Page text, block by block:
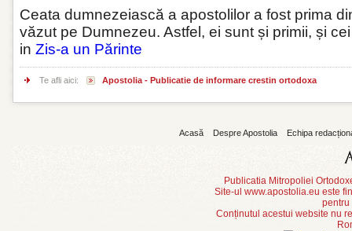
Ceata dumnezeiască a apostolilor a fost prima
văzut pe Dumnezeu. Astfel, ei sunt și primii, și
in Zis-a un Părinte
Te afli aici: Apostolia - Publicatie de informare crestin ortodoxa
Acasă Despre Apostolia Echipa
Publicatia Mitropoliei
Site-ul www.apostolia.eu este
pentru
Conținutul acestui website nu